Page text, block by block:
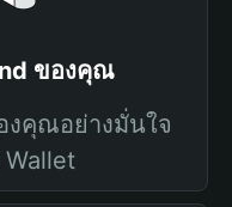
ของคุณ
งคุณอย่างมั่นใจ